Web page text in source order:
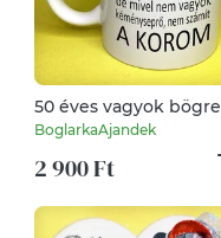
50 éves vagyok bögre
BoglarkaAjandek
2 900 Ft